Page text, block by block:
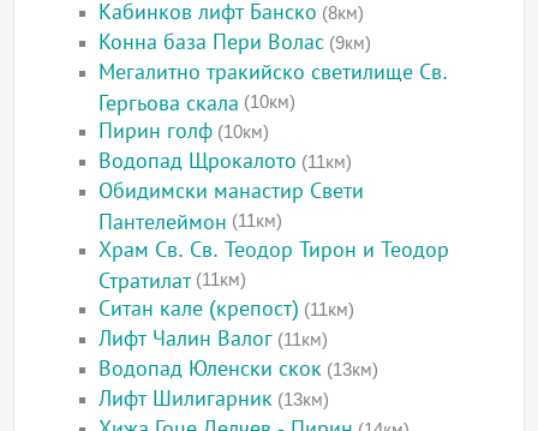
Кабинков лифт Банско (8км)
Конна база Пери Волас (9км)
Мегалитно тракийско светилище Св.
Гергьова скала (10км)
Пирин голф (10км)
Водопад Щрокалото (11км)
Обидимски манастир Свети
Пантелеймон (11км)
Храм Св. Св. Теодор Тирон и Теодор
Стратилат(11км)
Ситан кале (крепост) (11км)
Лифт Чалин Валог (11км)
Водопад Юленски скок (13км)
Лифт Шилигарник (13км)